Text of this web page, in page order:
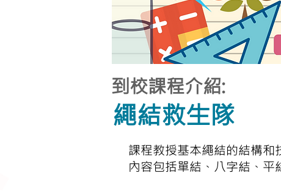
到校課程介紹:
繩結救生隊
課程教授基本繩結的結構
內容包括單結、八字結、平